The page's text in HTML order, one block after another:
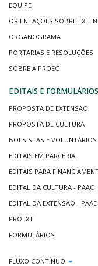
EQUIPE
ORIENTAÇÕES SOBRE
ORGANOGRAMA
PORTARIAS E RESOLUÇÕES
SOBRE A PROEC
EDITAIS E FORMULÁRIOS
PROPOSTA DE EXTENSÃO
PROPOSTA DE CULTURA
BOLSISTAS E VOLUNTÁRIOS
EDITAIS EM PARCERIA
EDITAIS PARA
EDITAL DA CULTURA - PAAC
EDITAL DA EXTENSÃO - PAAE
PROEXT
FORMULÁRIOS
FLUXO CONTÍNUO